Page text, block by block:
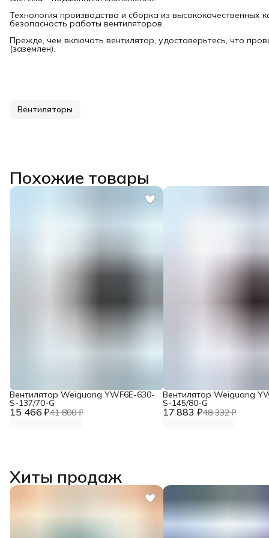
Технология производства и сборка из высококачественных
безопасность работы вентиляторов.
Прежде, чем включать вентилятор, удостоверьтесь, что
(заземлен).
Вентиляторы
Похожие товары
15 466 ₽41 800 ₽
Вентилятор Weiguang YWF6E-630-
S-137/70-G
17 883 ₽48 332 ₽
Вентилятор Weiguang
S-145/80-G
Хиты продаж